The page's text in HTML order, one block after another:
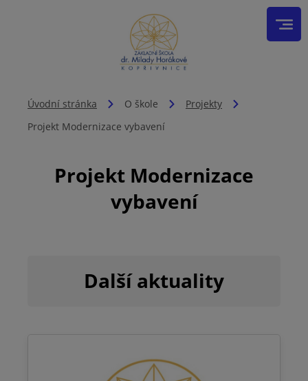
Úvodní stránka O škole
Projekty
Projekt Modernizace vybavení
Projekt Modernizace
vybavení
Další aktuality